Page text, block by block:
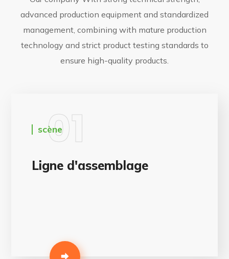
advanced production equipment and standardized
management, combining with mature production
technology and strict product testing standards to
ensure high-quality products.
01
scène
Ligne d'assemblage